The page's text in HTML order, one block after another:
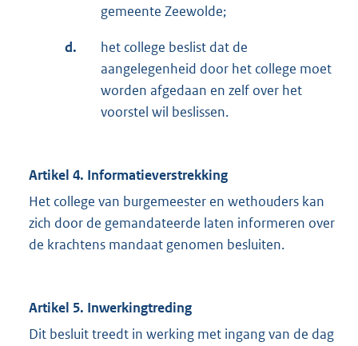
gemeente Zeewolde;
d.
het college beslist dat de
aangelegenheid door het college moet
worden afgedaan en zelf over het
voorstel wil beslissen.
Artikel 4. Informatieverstrekking
Het college van burgemeester en wethouders kan
zich door de gemandateerde laten informeren over
de krachtens mandaat genomen besluiten.
Artikel 5. Inwerkingtreding
Dit besluit treedt in werking met ingang van de dag